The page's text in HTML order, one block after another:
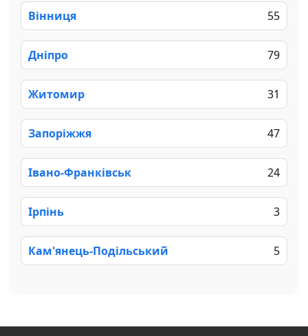
Вінниця 55
Дніпро 79
Житомир 31
Запоріжжя 47
Івано-Франківськ 24
Ірпінь 3
Кам'янець-Подільський 5